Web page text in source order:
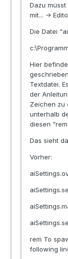
Dazu
mit... ->
Die Datei
Hier
Textdatei.
der
Zeichen zu
unterhalb
diesen
Das sieht
Vorher:
rem To
following